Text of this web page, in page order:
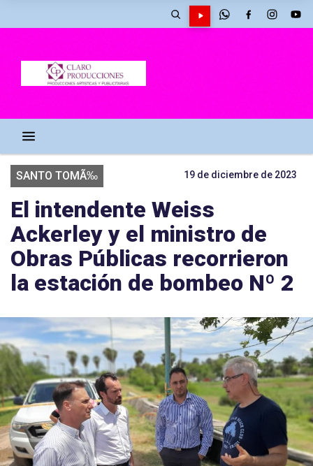
SANTO TOMÃ‰ 19 de diciembre de 2023
El intendente Weiss
Ackerley y el ministro de
Obras Públicas recorrieron
la estación de bombeo Nº 2